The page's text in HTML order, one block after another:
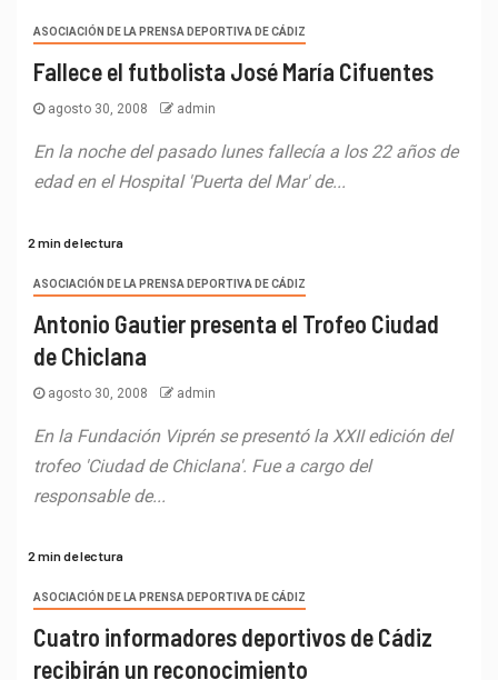
ASOCIACIÓN DE LA PRENSA DEPORTIVA DE CÁDIZ
Fallece el futbolista José María Cifuentes
agosto 30, 2008 admin
En la noche del pasado lunes fallecía a los 22 años de
edad en el Hospital 'Puerta del Mar' de...
2 min de lectura
ASOCIACIÓN DE LA PRENSA DEPORTIVA DE CÁDIZ
Antonio Gautier presenta el Trofeo Ciudad
de Chiclana
agosto 30, 2008 admin
En la Fundación Viprén se presentó la XXII edición del
trofeo 'Ciudad de Chiclana'. Fue a cargo del
responsable de...
2 min de lectura
ASOCIACIÓN DE LA PRENSA DEPORTIVA DE CÁDIZ
Cuatro informadores deportivos de Cádiz
recibirán un reconocimiento